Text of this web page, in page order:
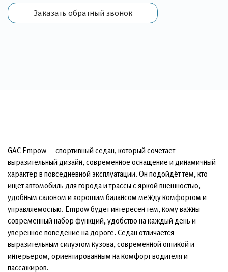
Заказать обратный звонок
GAC Empow — спортивный седан, который сочетает
выразительный дизайн, современное оснащение и динамичный
характер в повседневной эксплуатации. Он подойдёт тем, кто
ищет автомобиль для города и трассы с яркой внешностью,
удобным салоном и хорошим балансом между комфортом и
управляемостью. Empow будет интересен тем, кому важны
современный набор функций, удобство на каждый день и
уверенное поведение на дороге. Седан отличается
выразительным силуэтом кузова, современной оптикой и
интерьером, ориентированным на комфорт водителя и
пассажиров.